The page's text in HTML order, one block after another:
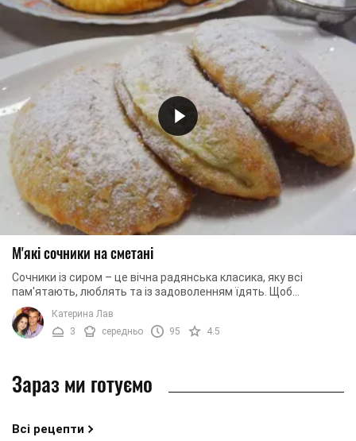
М'які сочники на сметані
Сочники із сиром – це вічна радянська класика, яку всі
пам'ятають, люблять та із задоволенням їдять. Щоб
позбавити свою родину вимушеної дегустації ...
Катерина Лав
3
середньо 95 4.5
Зараз ми готуємо
Всі рецепти